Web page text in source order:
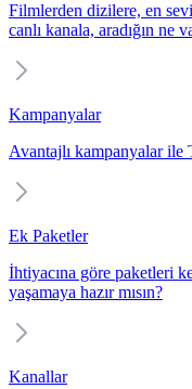
Filmlerden dizilere, en
canlı kanala, aradığın ne
Kampanyalar
Avantajlı kampanyalar ile
Ek Paketler
İhtiyacına göre paketleri
yaşamaya hazır mısın?
Kanallar